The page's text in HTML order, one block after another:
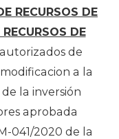
RECURSOS DE
DE
de
a la
la inversión
aprobada
041/2020 de la